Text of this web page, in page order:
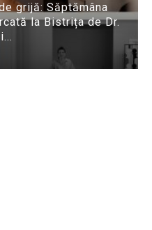
grijă: Săptămâna
la Bistrița de Dr.